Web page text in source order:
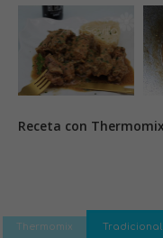
Receta con
Thermomix Tradicional